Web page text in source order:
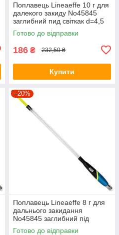
Поплавець Lineaeffe 10 г для
далекого закиду No45845
заглибний пид світкак d=4,5
4584510
Готово до відправки
186 ₴ 232,50 ₴
Купити
–20%
Поплавець Lineaeffe 8 г для
дальнього закидання
No45845 заглибний під
світляк d=4,5 4584508
Готово до відправки